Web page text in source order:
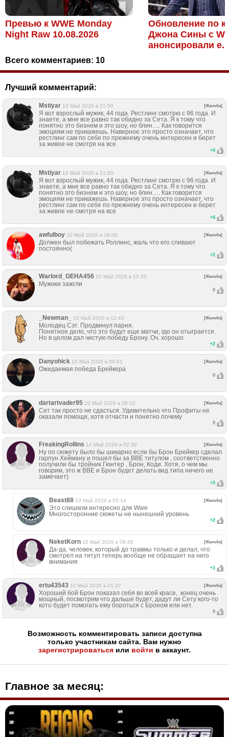
Превью к WWE Monday
Night Raw 10.08.2026
Обновление по
Джона Сины с
анонсировали е...
Всего комментариев: 10
Лучший комментарий:
Mstiyar 10 Май 2026 в 21:50 [Жалоба]
Я вот взрослый мужик, 44 года. Рестлинг смотрю с 96 года. И
знаете, а мне все равно так обидно за Сета. Я к тому что
понятно это бизнем и это шоу, но блин..... Как говорится
эмоциям не прикажешь. Наверное это просто означает, что
рестлинг сам по себе по прежнему очень интересен и берет
за живое не смотря на все
+4
Mstiyar 10 Май 2026 в 21:50 [Жалоба]
Я вот взрослый мужик, 44 года. Рестлинг смотрю с 96 года. И
знаете, а мне все равно так обидно за Сета. Я к тому что
понятно это бизнем и это шоу, но блин..... Как говорится
эмоциям не прикажешь. Наверное это просто означает, что
рестлинг сам по себе по прежнему очень интересен и берет
за живое не смотря на все
+4
awfulboy 10 Май 2026 в 16:00 [Жалоба]
Должен был побежать Роллинс, жаль что его сливают
постоянно(
+2
Warlord_GEHA456 10 Май 2026 в 15:33 [Жалоба]
Мужики зажгли
0
_Newman_ 10 Май 2026 в 12:43 [Жалоба]
Молодец Сэт. Продвинул парня.
Понятное дело, что это будут еще матчи, где он отыграется.
Но в целом дал чистую победу Брону. Оч. хорошо
+2
Danyohick 10 Май 2026 в 09:01 [Жалоба]
Ожидаемая победа Брейкера
0
dartartvader95 10 Май 2026 в 08:10 [Жалоба]
Сет так просто не сдасться. Удивительно что Профиты не
оказали помощи, хотя отчасти и понятно почему
0
FreakingRollins 10 Май 2026 в 02:38 [Жалоба]
Ну по сюжету было бы шикарно если бы Брон Брейкер сделал
гарпун Хейману и пошел бы за ВВЕ титулом , соответственно
получили бы тройник Гюнтер , Брон, Коди. Хотя, о чем мы
говорим, это ж ВВЕ и Брон будет делать вид типа ничего не
замечает)
+3
Beast88 10 Май 2026 в 05:14 [Жалоба]
Это слишком интересно для Wwe
Многосторонние сюжеты не нынешний уровень
+2
NeketKorn 10 Май 2026 в 09:45 [Жалоба]
Да-да, человек, который до травмы только и делал, что
смотрел на титул теперь вообще не обращает на него
внимания
+1
ertu43543 10 Май 2026 в 01:37 [Жалоба]
Хороший бой Брон показал себя во всей красе, конец очень
мощный, посмотрим что дальше будет, дадут ли Сету кого-то
кото будет помогать ему бороться с Броном или нет.
0
Возможность комментировать записи доступна
только участникам сайта. Вам нужно
зарегистрироваться или войти в аккаунт.
Главное за месяц: